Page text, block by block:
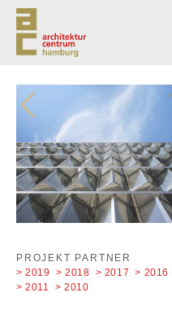
.
PROJEKT PARTNER
> 2019
> 2018 > 2017 > 2016
> 2011
> 2010